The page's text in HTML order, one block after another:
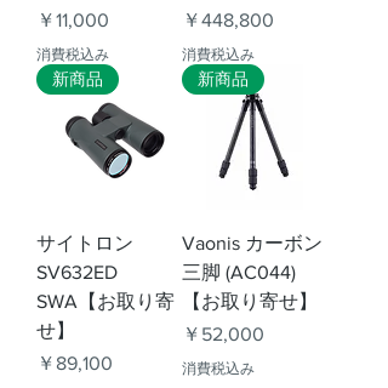
価格
￥11,000
消費税込み
価格
￥448,800
消費税込み
新商品
サイトロン
SV632ED
SWA【お取り寄
せ】
価格
￥89,100
新商品
Vaonis カーボン
三脚 (AC044)
【お取り寄せ】
価格
￥52,000
消費税込み